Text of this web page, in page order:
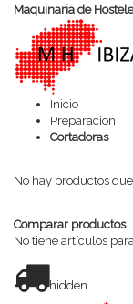
Maquinaria de
Inicio
Preparacion
Cortadoras
No hay productos
Comparar productos
No tiene artículos
hidden